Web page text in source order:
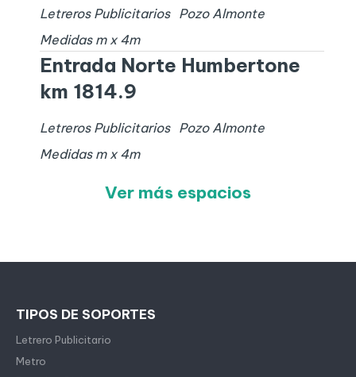
Letreros Publicitarios
Pozo Almonte
Medidas m x 4m
Entrada Norte Humbertone
km 1814.9
Letreros Publicitarios
Pozo Almonte
Medidas m x 4m
Ver más espacios
TIPOS DE SOPORTES
Letrero Publicitario
Metro